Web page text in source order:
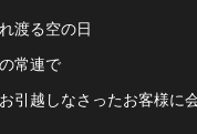
渡る空の日
常連で
引越しなさったお客様に